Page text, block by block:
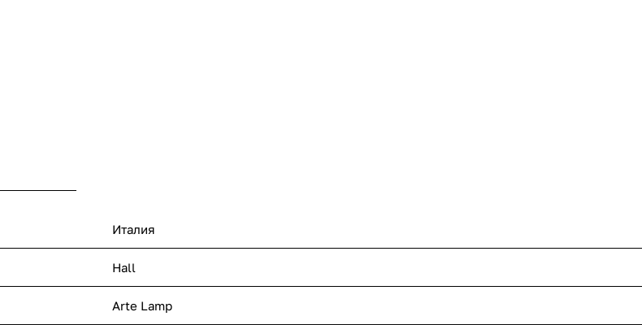
Италия
Hall
Arte Lamp